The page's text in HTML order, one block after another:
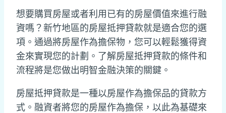
想要購買房屋或者利用已有的房屋價值來進行融
資嗎？新竹地區的房屋抵押貸款就是適合您的選
項。通過將房屋作為擔保物，您可以輕鬆獲得資
金來實現您的計劃。了解房屋抵押貸款的條件和
流程將是您做出明智金融決策的關鍵。
房屋抵押貸款是一種以房屋作為擔保品的貸款方
式。融資者將您的房屋作為擔保，以此為基礎來